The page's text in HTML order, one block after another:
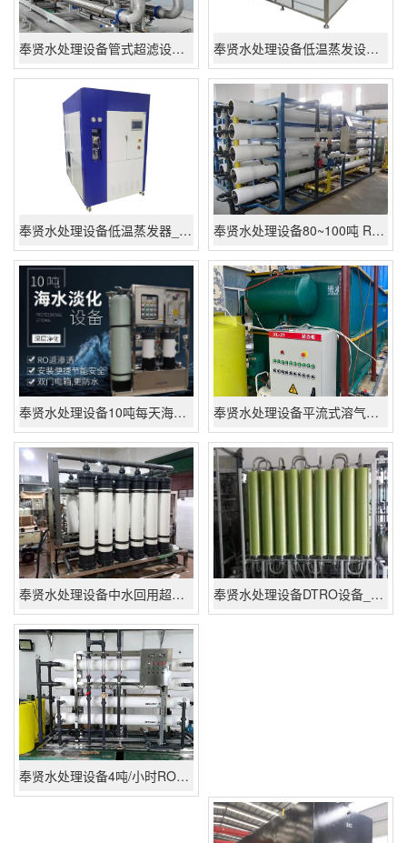
奉贤水处理设备管式超滤设备,地上MBR管式膜设备-江苏苏州管式超滤膜设备 奉贤水处理设备低温蒸发设备－3吨一天低温蒸发器设备－3吨低温蒸发设备厂家批发价格
奉贤水处理设备低温蒸发器_1000L低温浓缩蒸发系统_厂家批发价格供应 奉贤水处理设备80~100吨 RO反渗透纯净水设备
奉贤水处理设备10吨每天海水淡化系统设备,反渗透船用海水淡化装置 奉贤水处理设备平流式溶气气浮机 含油污水一体化处理设备-平流式溶气气浮机厂家批发价格
奉贤水处理设备中水回用超滤设备_30吨/小时超滤设备厂家\批发\报价|多少钱 奉贤水处理设备DTRO设备_应急渗滤液处理设备厂家_高盐废水处理
奉贤水处理设备4吨/小时RO反渗透设备